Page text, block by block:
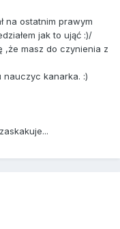
na ostatnim prawym
jak to ująć :)/
,że masz do czynienia z
kanarka. :)